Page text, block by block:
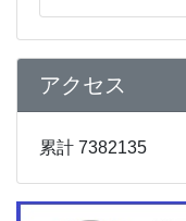
アクセス
累計 7382135